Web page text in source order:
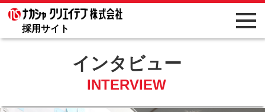
採用サイト
インタビュー
INTERVIEW